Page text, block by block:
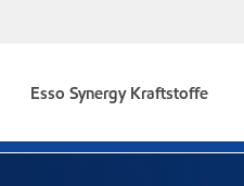
Esso Synergy Kraftstoffe